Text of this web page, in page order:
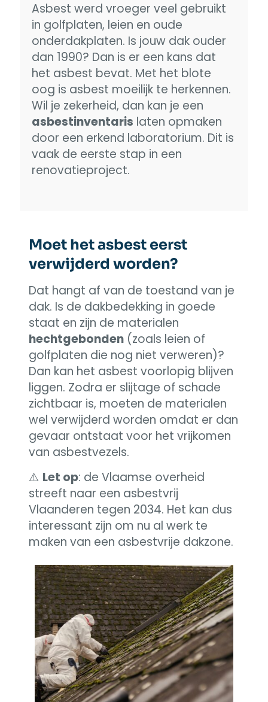
Asbest werd vroeger veel gebruikt
in golfplaten, leien en oude
onderdakplaten. Is jouw dak ouder
dan 1990? Dan is er een kans dat
het asbest bevat. Met het blote
oog is asbest moeilijk te herkennen.
Wil je zekerheid, dan kan je een
asbestinventaris laten opmaken
door een erkend laboratorium. Dit is
vaak de eerste stap in een
renovatieproject.
Moet het asbest eerst
verwijderd worden?
Dat hangt af van de toestand van je
dak. Is de dakbedekking in goede
staat en zijn de materialen
hechtgebonden (zoals leien of
golfplaten die nog niet verweren)?
Dan kan het asbest voorlopig blijven
liggen. Zodra er slijtage of schade
zichtbaar is, moeten de materialen
wel verwijderd worden omdat er dan
gevaar ontstaat voor het vrijkomen
van asbestvezels.
⚠️ Let op: de Vlaamse overheid
streeft naar een asbestvrij
Vlaanderen tegen 2034. Het kan dus
interessant zijn om nu al werk te
maken van een asbestvrije dakzone.